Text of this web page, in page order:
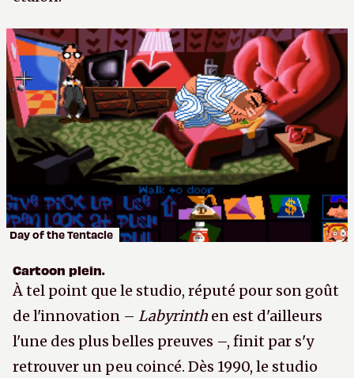
Day of the Tentacle
Cartoon plein.
À tel point que le studio, réputé pour son goût
de l'innovation – Labyrinth en est d'ailleurs
l'une des plus belles preuves –, finit par s'y
retrouver un peu coincé. Dès 1990, le studio